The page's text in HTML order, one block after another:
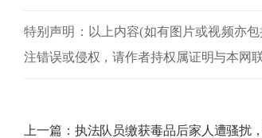
特别声明：以上内容(如有图片或视频亦
注错误或侵权，请作者持权属证明与本网
上一篇： 执法队员缴获毒品后家人遭骚扰